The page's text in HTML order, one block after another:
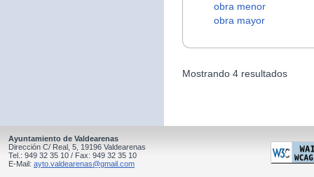
obra menor
obra mayor
Mostrando 4 resultados
Ayuntamiento de Valdearenas
Dirección C/ Real, 5, 19196 Valdearenas
Tel.: 949 32 35 10 / Fax: 949 32 35 10
E-Mail: ayto.valdearenas@gmail.com